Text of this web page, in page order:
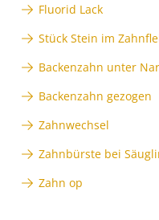
Fluorid Lack
Stück Stein im
Backenzahn unter
Backenzahn gezogen
Zahnwechsel
Zahnbürste bei
Zahn op